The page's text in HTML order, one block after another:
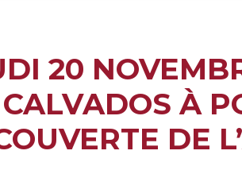
20
À
DE